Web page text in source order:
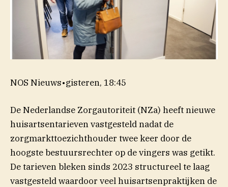
NOS Nieuws•gisteren, 18:45
De Nederlandse Zorgautoriteit (NZa) heeft nieuwe
huisartsentarieven vastgesteld nadat de
zorgmarkttoezichthouder twee keer door de
hoogste bestuursrechter op de vingers was getikt.
De tarieven bleken sinds 2023 structureel te laag
vastgesteld waardoor veel huisartsenpraktijken de